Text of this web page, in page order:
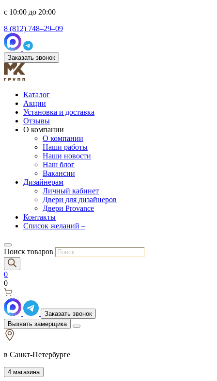
с 10:00 до 20:00
8 (812) 748–29–09
Заказать звонок
Каталог
Акции
Установка и доставка
Отзывы
О компании
О компании
Наши работы
Наши новости
Наш блог
Вакансии
Дизайнерам
Личный кабинет
Двери для дизайнеров
Двери Provance
Контакты
Список желаний –
Поиск товаров
0
0
Заказать звонок
Вызвать замерщика
в Санкт-Петербурге
4 магазина